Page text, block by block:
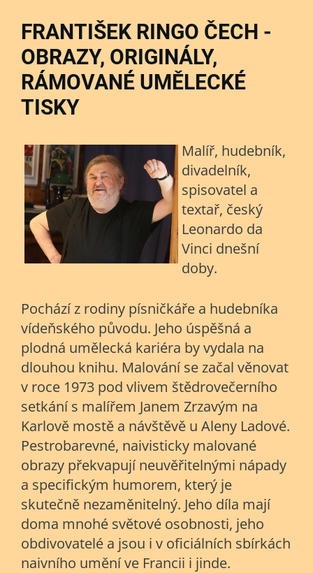
FRANTIŠEK RINGO ČECH -
OBRAZY, ORIGINÁLY,
RÁMOVANÉ UMĚLECKÉ
TISKY
Malíř, hudebník,
divadelník,
spisovatel a
textař, český
Leonardo da
Vinci dnešní
doby.
Pochází z rodiny písničkáře a hudebníka
vídeňského původu. Jeho úspěšná a
plodná umělecká kariéra by vydala na
dlouhou knihu. Malování se začal věnovat
v roce 1973 pod vlivem štědrovečerního
setkání s malířem Janem Zrzavým na
Karlově mostě a návštěvě u Aleny Ladové.
Pestrobarevné, naivisticky malované
obrazy překvapují neuvěřitelnými nápady
a specifickým humorem, který je
skutečně nezaměnitelný. Jeho díla mají
doma mnohé světové osobnosti, jeho
obdivovatelé a jsou i v oficiálních sbírkách
naivního umění ve Francii i jinde.